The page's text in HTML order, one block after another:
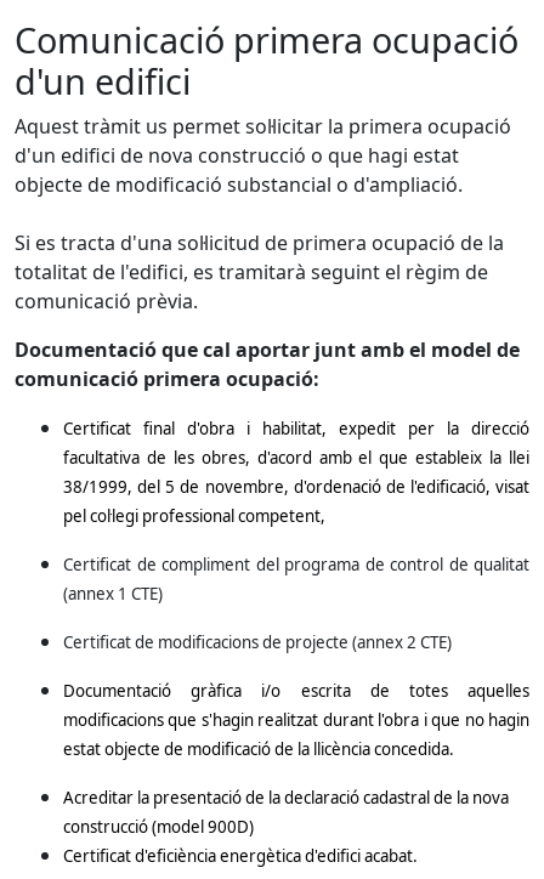
Comunicació primera ocupació
d'un edifici
Aquest tràmit us permet sol·licitar la primera ocupació
d'un edifici de nova construcció o que hagi estat
objecte de modificació substancial o d'ampliació.
Si es tracta d'una sol·licitud de primera ocupació de la
totalitat de l'edifici, es tramitarà seguint el règim de
comunicació prèvia.
Documentació que cal aportar junt amb el model de
comunicació primera ocupació:
Certificat final d'obra i habilitat, expedit per la direcció
facultativa de les obres, d'acord amb el que estableix la llei
38/1999, del 5 de novembre, d'ordenació de l'edificació, visat
pel col·legi professional competent,
Certificat de compliment del programa de control de qualitat
(annex 1 CTE)
Certificat de modificacions de projecte (annex 2 CTE)
Documentació gràfica i/o escrita de totes aquelles
modificacions que s'hagin realitzat durant l'obra i que no hagin
estat objecte de modificació de la llicència concedida.
Acreditar la presentació de la declaració cadastral de la nova
construcció (model 900D)
Certificat d'eficiència energètica d'edifici acabat.